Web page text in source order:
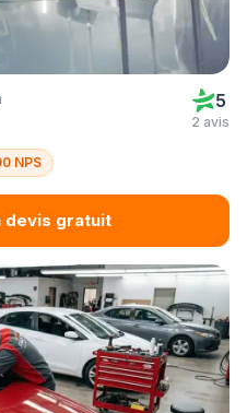
5
2 avis
NPS
devis gratuit